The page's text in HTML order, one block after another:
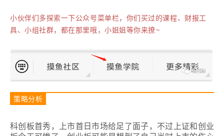
小伙伴们多探索一下公众号菜单栏，你们买过的课程、财报工
具、小组社群，都在那里哦，小姐姐等你来撩~
策略分析
科创板首秀，上市首日市场给足了面子，不过上证和创业